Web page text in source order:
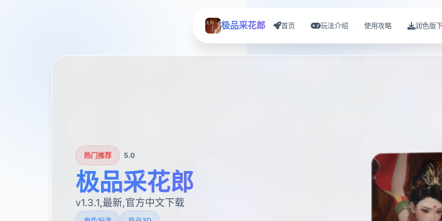
极品采花郎 首页 玩法介绍 使用攻略 润色版
热门推荐 5.0
极品采花郎
v1.3.1,最新,官方中文下载